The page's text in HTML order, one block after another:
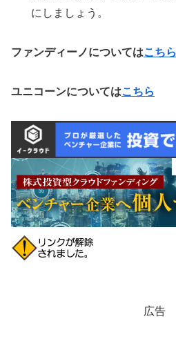
にしましょう。
ファンディーノについてはこちら
ユニコーンについてはこちら
広告